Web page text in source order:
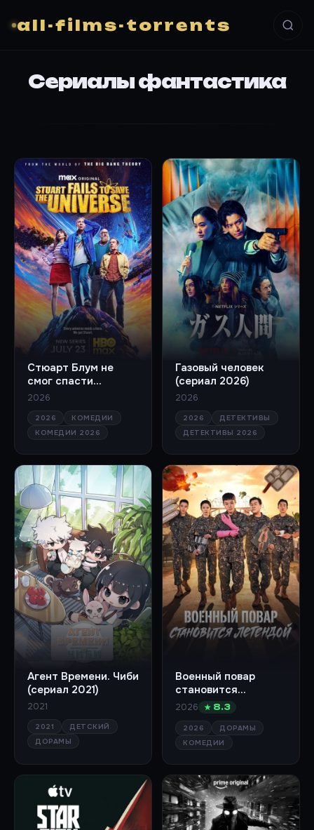
all-films-torrents
Сериалы фантастика
Стюарт Блум не
смог спасти
вселенную (сериал
2026
2026
КОМЕДИИ
КОМЕДИИ 2026
Газовый человек
(сериал 2026)
2026
2026
ДЕТЕКТИВЫ
ДЕТЕКТИВЫ 2026
Агент Времени. Чиби
(сериал 2021)
2021
2021
ДЕТСКИЙ
ДОРАМЫ
Военный повар
становится
легендой (сериал
2026 ★ 8.3
2026
ДОРАМЫ
КОМЕДИИ